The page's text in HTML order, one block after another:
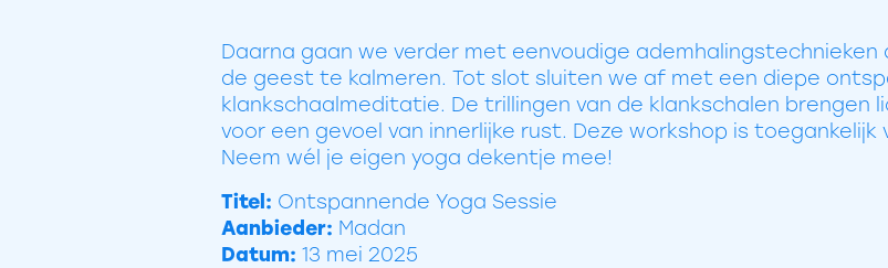
Daarna gaan we verder met eenvoudige
de geest te kalmeren. Tot slot sluiten we af met een diepe
klankschaalmeditatie. De trillingen van de klankschalen brengen
voor een gevoel van innerlijke rust. Deze workshop is
Neem wél je eigen yoga dekentje mee!
Titel: Ontspannende Yoga Sessie
Aanbieder: Madan
Datum: 13 mei 2025